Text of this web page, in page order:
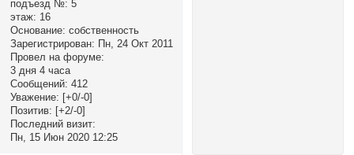
подъезд №: 5
этаж: 16
Основание: собственность
Зарегистрирован: Пн, 24 Окт 2011
Провел на форуме:
3 дня 4 часа
Сообщений: 412
Уважение: [+0/-0]
Позитив: [+2/-0]
Последний визит:
Пн, 15 Июн 2020 12:25